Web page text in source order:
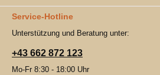
Service-Hotline
Unterstützung und Beratung unter:
+43 662 872 123
Mo-Fr 8:30 - 18:00 Uhr